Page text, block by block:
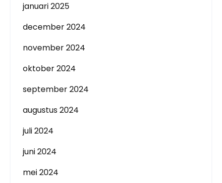
januari 2025
december 2024
november 2024
oktober 2024
september 2024
augustus 2024
juli 2024
juni 2024
mei 2024